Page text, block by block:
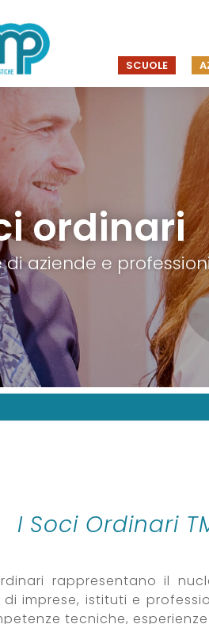
SCUOLE
ordinari
di aziende e
I Soci Ordinari
rappresentano il
imprese, istituti e
tecniche,